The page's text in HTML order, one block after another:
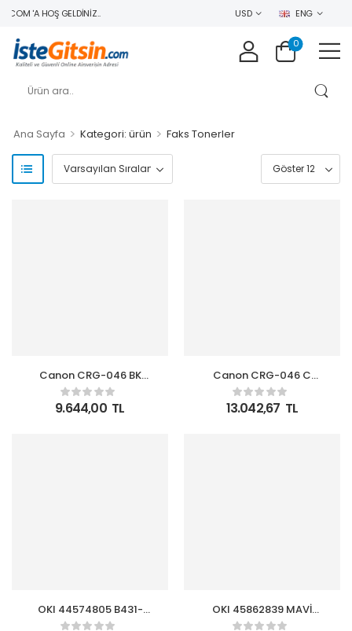
'A HOŞ GELDINIZ.. USD ENG
0
Ana Sayfa > Kategori: ürün > Faks Tonerler
Canon CRG-046 BK
Black Siyah Toner
MF653-732-734-735
9.644,00 TL
Canon CRG-046 C
Cyan Mavi Toner
MF653-732-734-735
13.042,67 TL
OKI 44574805 B431-
461-471-491 7bin Sayfa
OKI 45862839 MAVİ
TONER – MC853 MC873